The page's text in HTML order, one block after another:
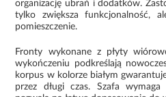
organizację ubrań i dodatków.
tylko zwiększa funkcjonalność,
pomieszczenie.
Fronty wykonane z płyty
wykończeniu podkreślają
korpus w kolorze białym
przez długi czas. Szafa